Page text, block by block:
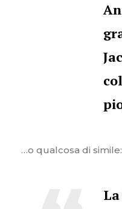
…o qualcosa di simile: